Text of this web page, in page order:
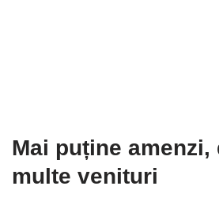
Mai puține amenzi,
multe venituri